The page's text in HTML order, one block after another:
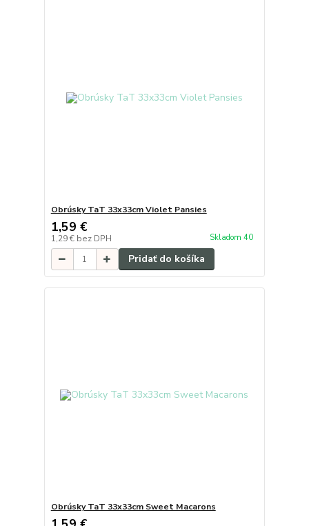
Obrúsky TaT 33x33cm Violet Pansies
1,59 €
1,29 € bez DPH Skladom 40
Pridať do košíka
Obrúsky TaT 33x33cm Sweet Macarons